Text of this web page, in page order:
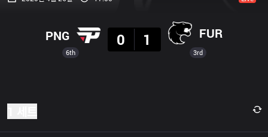
6th
PNG
0
1 FUR
3rd